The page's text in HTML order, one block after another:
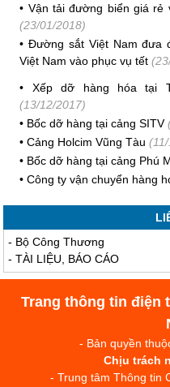
• Vận tải đường biển giá rẻ
(23/01/2018)
•Đường sắt Việt Nam đưa
Việt Nam vào phục vụ tết
• Xếp dỡ hàng hóa tại
(13/12/2017)
• Bốc dỡ hàng tại cảng SITV
•Cảng Holcim Vũng Tàu
• Bốc dỡ hàng tại cảng Phú
•Công ty vận chuyển hàng
- Bộ Công Thương
-TÀI LIỆU, BÁO CÁO
Trang thông tin điện
- Bản quyền
Chịu trách
- Trung tâm Thông tin